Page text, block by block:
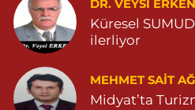
Büşra Eczanesi
SAĞLIK OCAĞI YANI 04823812379
0 (482) 381 23 79 Yol Tarifi Al
DR. VEYSI ERKEN
Küresel
ilerliyor
MEHMET SAIT
Midyat’ta